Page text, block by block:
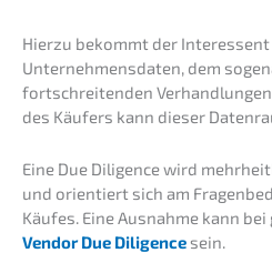
Hierzu bekommt der
Unter­neh­mens­da­ten, dem
fortschrei­ten­den
des Käufers kann dieser
Eine Due Diligence wird
und orien­tiert sich am
Käufes. Eine Ausnah­me kann
Vendor Due Diligencesein.